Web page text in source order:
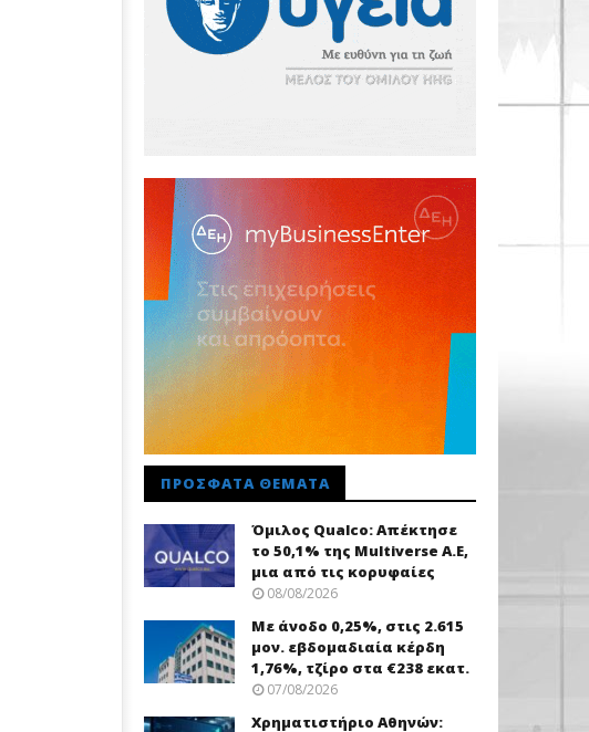
ΠΡΌΣΦΑΤΑ ΘΈΜΑΤΑ
Όμιλος Qualco: Απέκτησε
το 50,1% της Multiverse A.E,
μια από τις κορυφαίες
08/08/2026
Με άνοδο 0,25%, στις 2.615
μον. εβδομαδιαία κέρδη
1,76%, τζίρο στα €238 εκατ.
07/08/2026
Χρηματιστήριο Αθηνών: